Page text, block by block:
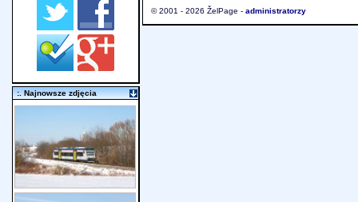
© 2001 - 2026 ŽelPage - administratorzy
:. Najnowsze zdjęcia